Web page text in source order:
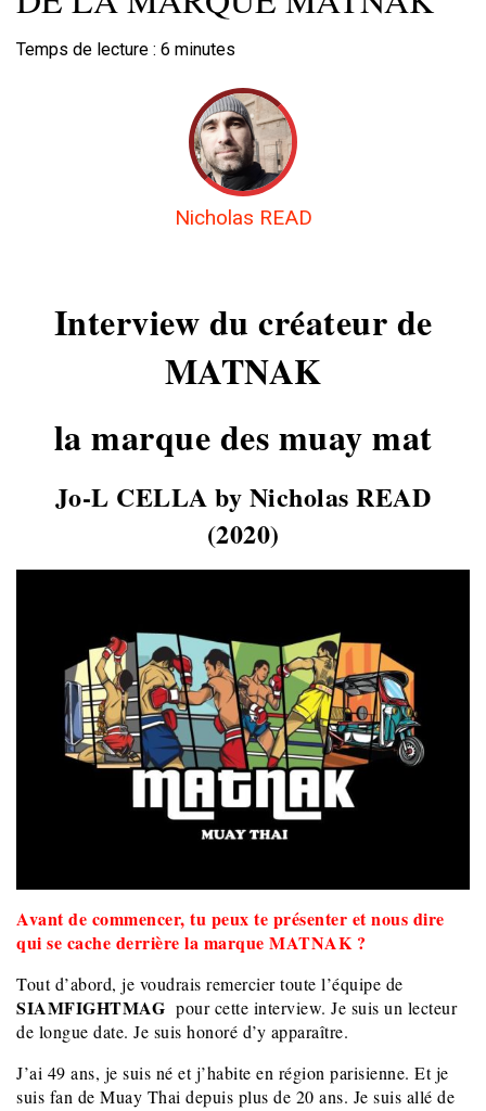
Temps de lecture : 6 minutes
Nicholas READ
Interview du créateur de
MATNAK
la marque des muay mat
Jo-L CELLAby Nicholas READ
(2020)
Avant de commencer, tu peux te présenter et nous dire
qui se cache derrière la marque MATNAK ?
Tout d’abord, je voudrais remercier toute l’équipe de
SIAMFIGHTMAG pour cette interview. Je suis un lecteur
de longue date. Je suis honoré d’y apparaître.
J’ai 49 ans, je suis né et j’habite en région parisienne. Et je
suis fan de Muay Thai depuis plus de 20 ans. Je suis allé de